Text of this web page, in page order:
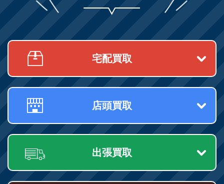
宅配買取
店頭買取
出張買取